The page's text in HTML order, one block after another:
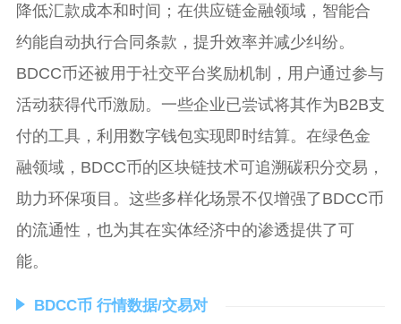
降低汇款成本和时间；在供应链金融领域，智能合
约能自动执行合同条款，提升效率并减少纠纷。
BDCC币还被用于社交平台奖励机制，用户通过参与
活动获得代币激励。一些企业已尝试将其作为B2B支
付的工具，利用数字钱包实现即时结算。在绿色金
融领域，BDCC币的区块链技术可追溯碳积分交易，
助力环保项目。这些多样化场景不仅增强了BDCC币
的流通性，也为其在实体经济中的渗透提供了可
能。
BDCC币 行情数据/交易对